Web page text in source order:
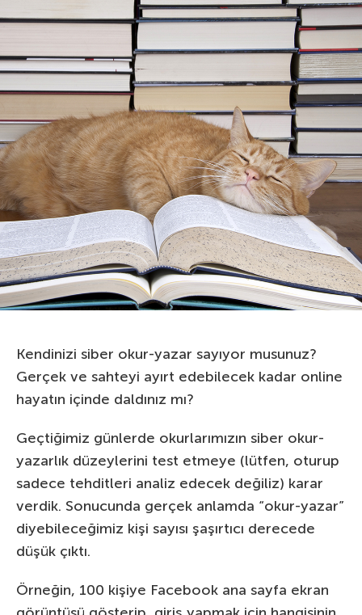
Kendinizi siber okur-yazar sayıyor musunuz?
Gerçek ve sahteyi ayırt edebilecek kadar online
hayatın içinde daldınız mı?
Geçtiğimiz günlerde okurlarımızın siber okur-
yazarlık düzeylerini test etmeye (lütfen, oturup
sadece tehditleri analiz edecek değiliz) karar
verdik. Sonucunda gerçek anlamda “okur-yazar”
diyebileceğimiz kişi sayısı şaşırtıcı derecede
düşük çıktı.
Örneğin, 100 kişiye Facebook ana sayfa ekran